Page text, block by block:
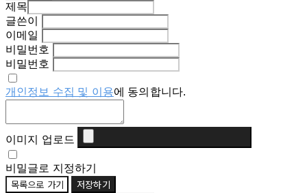
제목
글쓴이
이메일
비밀번호
비밀번호
개인정보 수집 및 이용에 동의합니다.
이미지 업로드
비밀글로 지정하기
목록으로 가기 저장하기